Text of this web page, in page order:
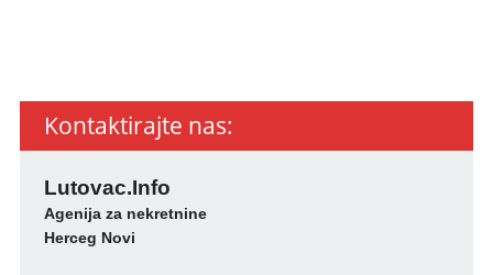
Kontaktirajte nas:
Lutovac.Info
Agenija za nekretnine
Herceg Novi